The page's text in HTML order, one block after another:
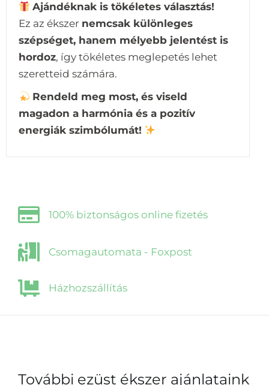
Ajándéknak is tökéletes választás!
Ez az ékszer nemcsak különleges
szépséget, hanem mélyebb jelentést is
hordoz, így tökéletes meglepetés lehet
szeretteid számára.
Rendeld meg most, és viseld
magadon a harmónia és a pozitív
energiák szimbólumát!
100% biztonságos online fizetés
Csomagautomata - Foxpost
Házhozszállítás
További ezüst ékszer ajánlataink